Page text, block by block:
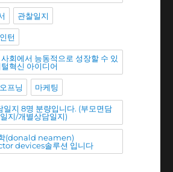
관찰일지
턴
회에서 능동적으로 성장할 수 있
혁신 아이디어
프닝 마케팅
일지 8명 분량입니다. (부모면담
지/개별상담일지)
(donald neamen)
devices솔루션 입니다